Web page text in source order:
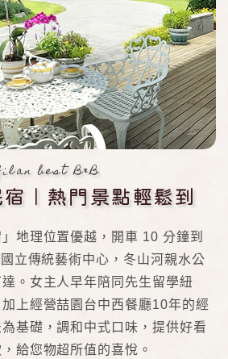
best B&B
｜熱門景點輕鬆到
」地理位置優越，開車 10 分鐘到
立傳統藝術中心，冬山河親水公
。女主人早年陪同先生留學紐
上經營喆園台中西餐廳10年的經
基礎，調和中式口味，提供好看
給您物超所值的喜悅。